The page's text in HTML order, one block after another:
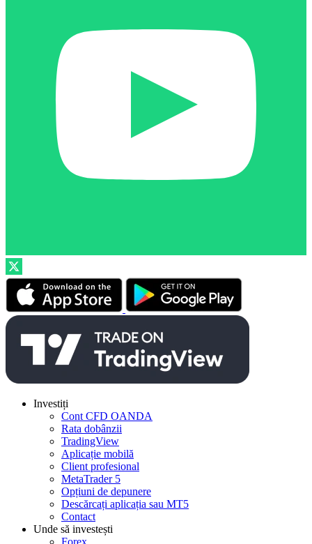
Investiți
Cont CFD OANDA
Rata dobânzii
TradingView
Aplicație mobilă
Client profesional
MetaTrader 5
Opțiuni de depunere
Descărcați aplicația sau MT5
Contact
Unde să investești